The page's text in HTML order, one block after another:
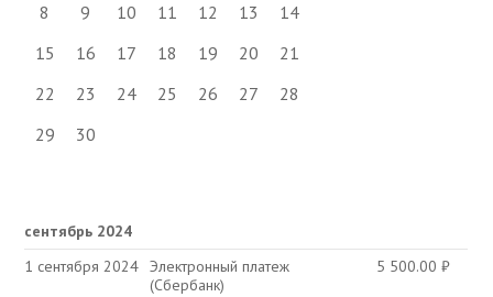
8
9 10 11 12 13
14
15
16 17 18 19 20
21
22
23 24 25 26 27
28
29
30
сентябрь 2024
1 сентября 2024 Электронный платеж
(Сбербанк)
5 500.00₽